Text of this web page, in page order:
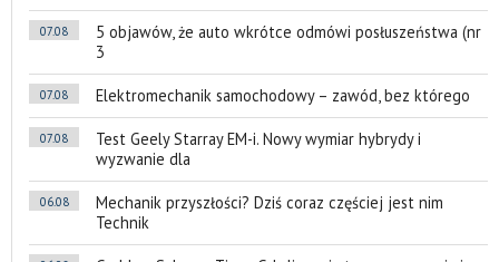
07.08
5 objawów, że auto wkrótce odmówi posłuszeństwa (nr
3
07.08 Elektromechanik samochodowy – zawód, bez którego
07.08
Test Geely Starray EM-i. Nowy wymiar hybrydy i
wyzwanie dla
06.08
Mechanik przyszłości? Dziś coraz częściej jest nim
Technik